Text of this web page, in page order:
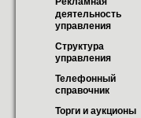
Рекламная
деятельность
управления
Структура
управления
Телефонный
справочник
Торги и аукционы